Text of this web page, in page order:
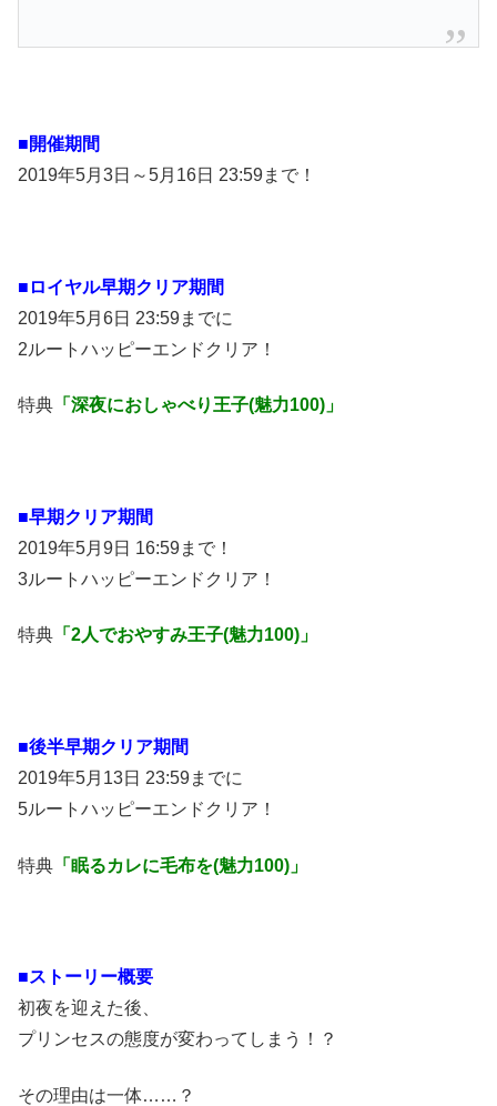
■開催期間
2019年5月3日～5月16日 23:59まで！
■ロイヤル早期クリア期間
2019年5月6日 23:59までに
2ルートハッピーエンドクリア！
特典 「深夜におしゃべり王子(魅力100)」
■早期クリア期間
2019年5月9日 16:59まで！
3ルートハッピーエンドクリア！
特典 「2人でおやすみ王子(魅力100)」
■後半早期クリア期間
2019年5月13日 23:59までに
5ルートハッピーエンドクリア！
特典 「眠るカレに毛布を(魅力100)」
■ストーリー概要
初夜を迎えた後、
プリンセスの態度が変わってしまう！？
その理由は一体……？